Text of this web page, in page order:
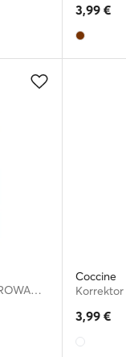
3,99 €
Schnürsenkel SZNUROWADŁA 75 cm F3 BAWEŁNIANE v.AZ Dunkelblau
Coccine
3,99 €